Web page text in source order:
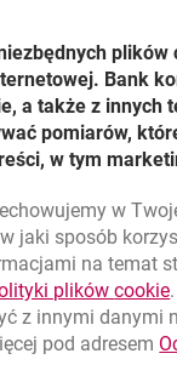
się indeksów
plików
Bank
a także z innych
pomiarów,
w tym
w
jaki sposób
na temat
plikówcookie
z innymi danymi
pod adresem